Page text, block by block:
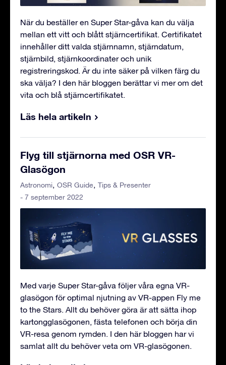
När du beställer en Super Star-gåva kan du välja
mellan ett vitt och blått stjärncertifikat. Certifikatet
innehåller ditt valda stjärnnamn, stjärndatum,
stjärnbild, stjärnkoordinater och unik
registreringskod. Är du inte säker på vilken färg du
ska välja? I den här bloggen berättar vi mer om det
vita och blå stjärncertifikatet.
Läs hela artikeln
Flyg till stjärnorna med OSR VR-
Glasögon
Astronomi OSR Guide
Tips & Presenter
- 7 september 2022
Med varje Super Star-gåva följer våra egna VR-
glasögon för optimal njutning av VR-appen Fly me
to the Stars. Allt du behöver göra är att sätta ihop
kartongglasögonen, fästa telefonen och börja din
VR-resa genom rymden. I den här bloggen har vi
samlat allt du behöver veta om VR-glasögonen.